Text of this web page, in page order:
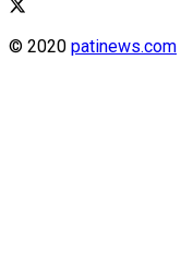
© 2020 patinews.com